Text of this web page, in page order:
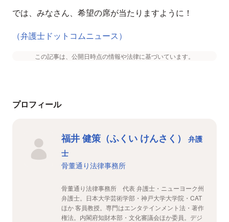
では、みなさん、希望の席が当たりますように！
（弁護士ドットコムニュース）
この記事は、公開日時点の情報や法律に基づいています。
プロフィール
福井 健策（ふくい けんさく）
弁護
士
骨董通り法律事務所
骨董通り法律事務所 代表 弁護士・ニューヨーク州
弁護士。日本大学芸術学部・神戸大学大学院・CAT
ほか 客員教授。専門はエンタテインメント法・著作
権法。内閣府知財本部・文化審議会ほか委員。デジ